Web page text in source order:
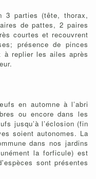
3 parties (tête, thorax,
de pattes, 2 paires
courtes et recouvrent
présence de pinces
à replier les ailes après
en automne à l’abri
ou encore dans les
jusqu’à l’éclosion (fin
soient autonomes. La
dans nos jardins
la forficule) est
sont présentes